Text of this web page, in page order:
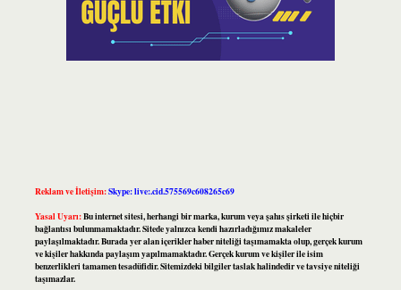
Reklam ve İletişim:Skype: live:.cid.575569c608265c69
Yasal Uyarı:Bu internet sitesi, herhangi bir marka, kurum veya şahıs şirketi ile hiçbir
bağlantısı bulunmamaktadır. Sitede yalnızca kendi hazırladığımız makaleler
paylaşılmaktadır. Burada yer alan içerikler haber niteliği taşımamakta olup, gerçek kurum
ve kişiler hakkında paylaşım yapılmamaktadır. Gerçek kurum ve kişiler ile isim
benzerlikleri tamamen tesadüfidir. Sitemizdeki bilgiler taslak halindedir ve tavsiye niteliği
taşımazlar.